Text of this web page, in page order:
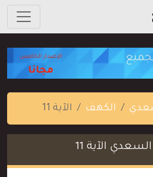
الكهف الآية 11
الآية 11